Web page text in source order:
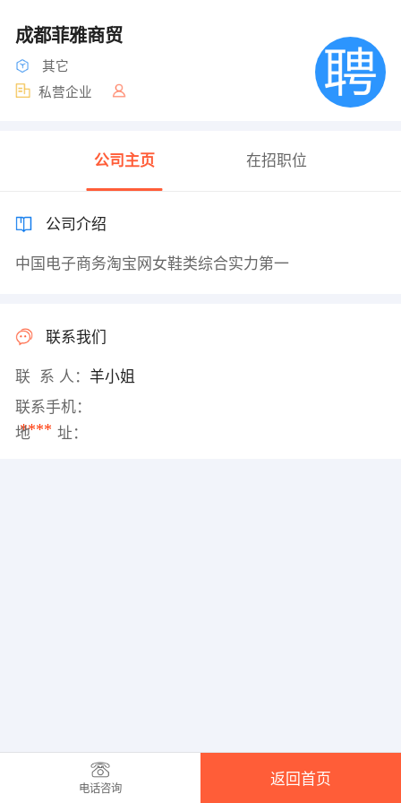
成都菲雅商贸
其它
私营企业
公司主页 在招职位
公司介绍
中国电子商务淘宝网女鞋类综合实力第一
联系我们
联 系 人： 羊小姐
联系手机：
****
地 址：
电话咨询
返回首页